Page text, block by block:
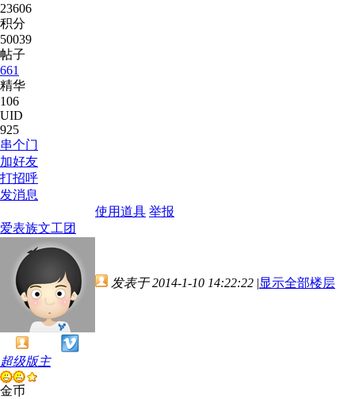
23606
积分
50039
帖子
661
精华
106
UID
925
串个门
加好友
打招呼
发消息
使用道具 举报
爱表族文工团
超级版主
金币
发表于 2014-1-10 14:22:22 |显示全部楼层